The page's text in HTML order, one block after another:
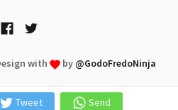
Tweet Send
with by @GodoFredoNinja